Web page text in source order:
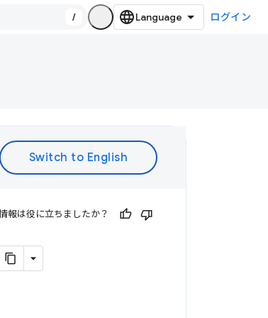
/ ログイン
報は役に立ちましたか？